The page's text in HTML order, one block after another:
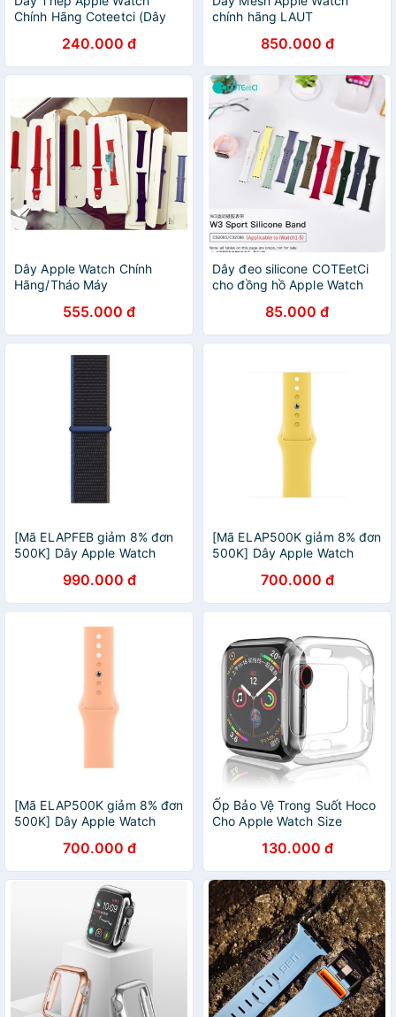
Chính Hãng Coteetci (Dây
240.000 đ
chính hãng LAUT
850.000 đ
Dây Apple Watch Chính
Hãng/Tháo Máy
555.000 đ
Dây đeo silicone COTEetCi
cho đồng hồ Apple Watch
Chính hãng85.000 đ
[Mã ELAPFEB giảm 8% đơn
500K] Dây Apple Watch
– MYAA2FE/A – Chính hãng
990.000 đ
[Mã ELAP500K giảm 8% đơn
500K] Dây Apple Watch
MGQQ3FE/A – Chính hãng
700.000 đ
[Mã ELAP500K giảm 8% đơn
500K] Dây Apple Watch
Band - MJK63FE/A - Chính
hãng
700.000 đ
Ốp Bảo Vệ Trong Suốt Hoco
Cho Apple Watch Size
130.000 đ